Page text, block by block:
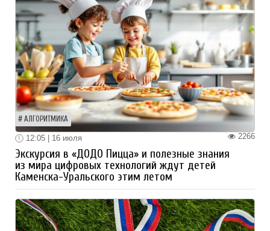
АЛГОРИТМИКА
2266
12:05 | 16 июля
Экскурсия в «ДОДО Пицца» и полезные знания
из мира цифровых технологий ждут детей
Каменска-Уральского этим летом